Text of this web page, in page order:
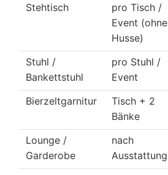
Stehtisch
pro Tisch /
Event (ohne
Husse)
Stuhl /
Bankettstuhl
pro Stuhl /
Event
Bierzeltgarnitur
Tisch + 2
Bänke
Lounge /
Garderobe
nach
Ausstattung